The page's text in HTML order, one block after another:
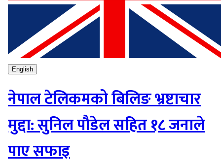
English
नेपाल टेलिकमको बिलिङ भ्रष्टाचार
मुद्दा: सुनिल पौडेल सहित १८ जनाले
पाए सफाइ